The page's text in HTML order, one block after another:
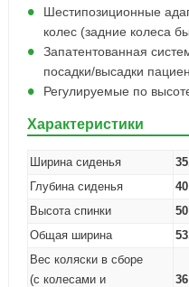
Шестипозиционные
колес (задние колеса
Запатентованная
посадки/высадки
Регулируемые по
Характеристики
Ширина сиденья
Глубина сиденья
Высота спинки
Общая ширина
Вес коляски в сборе
(с колесами и